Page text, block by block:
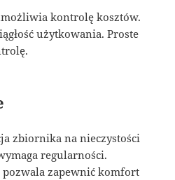
kontrolę kosztów.
użytkowania. Proste
zbiornika na nieczystości
regularności.
pozwala zapewnić komfort